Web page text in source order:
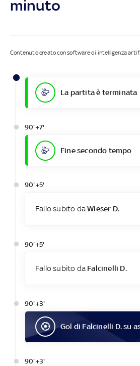
minuto
Contenuto creato con software di intelligenza
La partita è terminata
90'+7'
Fine secondo tempo
90'+5'
Fallo subito daWieser D.
90'+5'
Fallo subito da Falcinelli D.
90'+3'
Gol di Falcinelli D.su
90'+3'